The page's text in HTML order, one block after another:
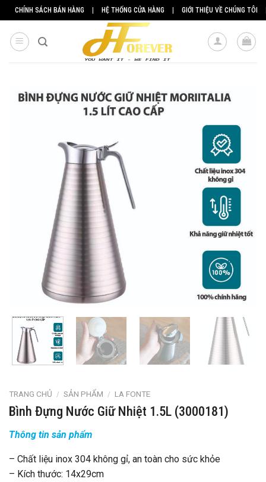
Skip
to
content
CHÍNH SÁCH BÁN HÀNG | HỆ THỐNG CỬA HÀNG | GIỚI THIỆU VỀ CHÚNG TÔI
TRANG CHỦ / SẢN PHẨM / LA FONTE
Bình Đựng Nước Giữ Nhiệt 1.5L (3000181)
Thông tin sản phẩm
– Chất liệu inox 304 không gỉ, an toàn cho sức khỏe
– Kích thước: 14x29cm